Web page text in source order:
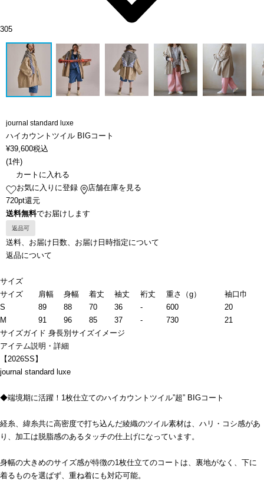
305
journal standard luxe
ハイカウントツイル BIGコート
¥39,600税込
(1件)
カートに入れる
お気に入りに登録
店舗在庫を見る
720pt還元
送料無料でお届けします
返品可
送料、お届け日数、お届け日時指定について
返品について
サイズ
サイズ
肩幅 身幅 着丈 袖丈 裄丈 重さ（g）
袖口巾
S
89 88 70 36 - 600
20
M
91 96 85 37 - 730
21
サイズガイド 身長別サイズイメージ
アイテム説明・詳細
【2026SS】
journal standard luxe
◆端境期に活躍！1枚仕立てのハイカウントツイル”超” BIGコート
経糸、緯糸共に高密度で打ち込んだ綾織のツイル素材は、ハリ・コシ感があ
り、加工は脱脂感のあるタッチの仕上げになっています。
身幅の大きめのサイズ感が特徴の1枚仕立てのコートは、裏地がなく、下に
着るものを選ばず、重ね着にも対応可能。